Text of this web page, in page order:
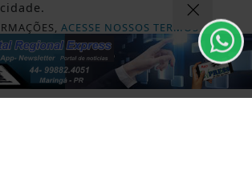
possui uma conta?
matérias exclusivas, anunciar
e muito mais!
ACESSE NOSSOS TERMOS
PROSSEGUIR